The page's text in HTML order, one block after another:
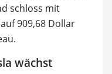
schloss mit
909,68 Dollar
wächst